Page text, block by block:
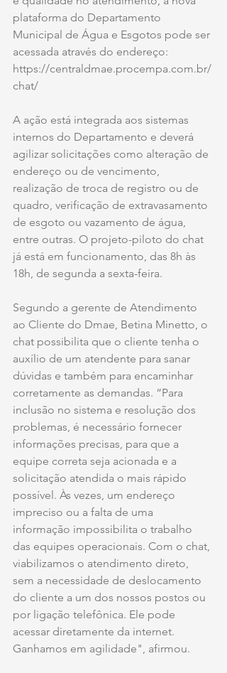
plataforma do Departamento
Municipal de Água e Esgotos pode ser
acessada através do endereço:
https://centraldmae.procempa.com.br/
chat/
A ação está integrada aos sistemas
internos do Departamento e deverá
agilizar solicitações como alteração de
endereço ou de vencimento,
realização de troca de registro ou de
quadro, verificação de extravasamento
de esgoto ou vazamento de água,
entre outras. O projeto-piloto do chat
já está em funcionamento, das 8h às
18h, de segunda a sexta-feira.
Segundo a gerente de Atendimento
ao Cliente do Dmae, Betina Minetto, o
chat possibilita que o cliente tenha o
auxílio de um atendente para sanar
dúvidas e também para encaminhar
corretamente as demandas. “Para
inclusão no sistema e resolução dos
problemas, é necessário fornecer
informações precisas, para que a
equipe correta seja acionada e a
solicitação atendida o mais rápido
possível. Às vezes, um endereço
impreciso ou a falta de uma
informação impossibilita o trabalho
das equipes operacionais. Com o chat,
viabilizamos o atendimento direto,
sem a necessidade de deslocamento
do cliente a um dos nossos postos ou
por ligação telefônica. Ele pode
acessar diretamente da internet.
Ganhamos em agilidade", afirmou.